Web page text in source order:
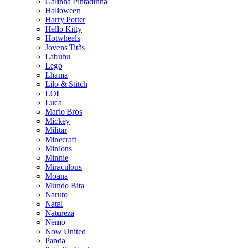
Halloween
Harry Potter
Hello Kitty
Hotwheels
Jovens Titãs
Labubu
Lego
Lhama
Lilo & Stitch
LOL
Luca
Mario Bros
Mickey
Militar
Minecraft
Minions
Minnie
Miraculous
Moana
Mundo Bita
Naruto
Natal
Natureza
Nemo
Now United
Panda